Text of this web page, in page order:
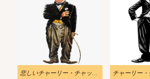
悲しいチャーリー・チャップリンのイラスト